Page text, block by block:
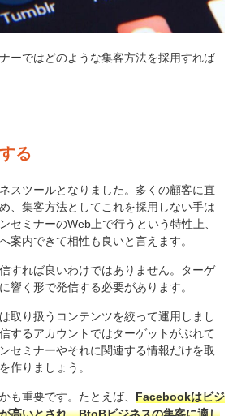
ーではどのような集客方法を採用すれば
る
スツールとなりました。多くの顧客に直
、集客方法としてこれを採用しない手は
セミナーのWeb上で行うという特性上、
案内できて相性も良いと言えます。
すれば良いわけではありません。ターゲ
響く形で発信する必要があります。
取り扱うコンテンツを絞って運用しまし
するアカウントではターゲットがぶれて
セミナーやそれに関連する情報だけを取
作りましょう。
も重要です。たとえば、 Facebookはビジ